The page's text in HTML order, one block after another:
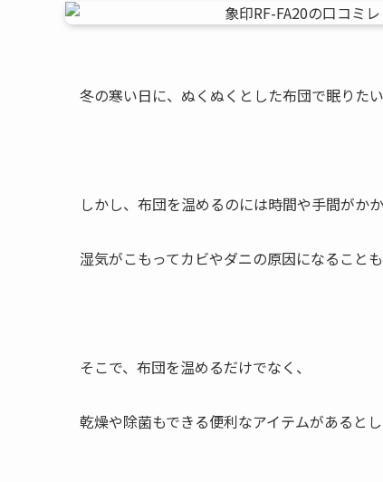
冬の寒い日に、ぬくぬくとした布団で眠りた
しかし、布団を温めるのには時間や手間がかか
湿気がこもってカビやダニの原因になることも
そこで、布団を温めるだけでなく、
乾燥や除菌もできる便利なアイテムがあると